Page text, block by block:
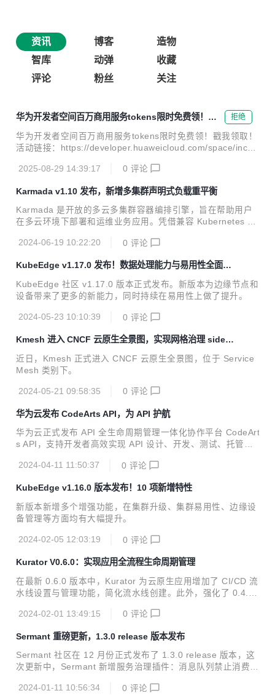
资讯 博客
造物
智库
动弹
收藏
评论
粉丝 关注
华为开发者空间百万商用服务tokens限时免费领！戳
我领取！
拒绝
华为开发者空间百万商用服务tokens限时免费领！戳我领取！
活动链接：https://developer.huaweicloud.com/space/incen
ource=kfzwzdspace&utm_adplace=bwsytokenswaizhan 权
轻量体验包（¥7.00）或DeepSeek-V3 轻量体验包（¥3.5
0），代金券有效期30天。 2. 每周一至周日为一个周期，每个
账号在每个周期内只能领取1...
2025-08-29 14:39:17 0 评论
Karmada v1.10 发布，新增多集群声明式负载重平衡
Karmada 是开放的多云多集群容器编排引擎，旨在帮助用户
在多云环境下部署和运维业务应用。凭借兼容 Kubernetes 原
且仍可保持与 Kubernetes 周边生态工具链协同。
2024-06-19 10:22:20 0 评论
KubeEdge v1.17.0 发布！数据处理能力与易用性全面提
升
KubeEdge 社区 v1.17.0 版本正式发布。新版本为边缘节点和
设备带来了更多的新能力，同时持续在易用性上做了提升。
2024-05-23 10:10:39 0 评论
Kmesh 进入 CNCF 云原生全景图，实现网格治理 sidec
arless 化
近日，Kmesh 正式进入 CNCF 云原生全景图，位于 Service
Mesh 类别下。
2024-05-21 09:58:35 0 评论
华为云发布 CodeArts API，为 API 护航
华为云正式发布 API 全生命周期管理一体化协作平台 CodeArt
s API，支持开发者高效实现 API 设计、开发、测试、托管、
Arts API 保证了 API 各阶段数据高度一致，为开发者提供友好
2024-04-11 11:50:37 0 评论
KubeEdge v1.16.0 版本发布！10 项新增特性
新版本新增多个增强功能，在集群升级、集群易用性、边缘设
备管理等方面均有大幅提升。
2024-02-05 12:03:19 0 评论
Kurator V0.6.0：实现应用全流程生命周期管理
在最新 0.6.0 版本中，Kurator 为云原生应用增加了 CI/CD 流
水线设置与管理功能，简化流水线创建。此外，强化了 0.4.0
雀（灰度）发布、A/B 测试、蓝绿发布三种渐进式发布策略。
2024-02-01 13:49:15 0 评论
Sermant 重磅更新，1.3.0 release 版本发布
Sermant 社区在 12 月份正式发布了 1.3.0 release 版本，这
次更新中，Sermant 新增服务治理插件：消息队列禁止消费插
a、RocketMQ）的消费行为，实现禁止或开启消费，强化了
2024-01-11 10:56:34 0 评论